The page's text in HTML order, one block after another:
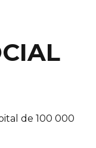
de 100 000